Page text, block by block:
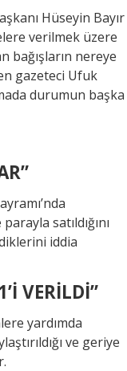
Hüseyin Bayır
verilmek üzere
bağışların nereye
gazeteci Ufuk
durumun başka
satıldığını
iddia
VERİLDİ”
yardımda
ve geriye